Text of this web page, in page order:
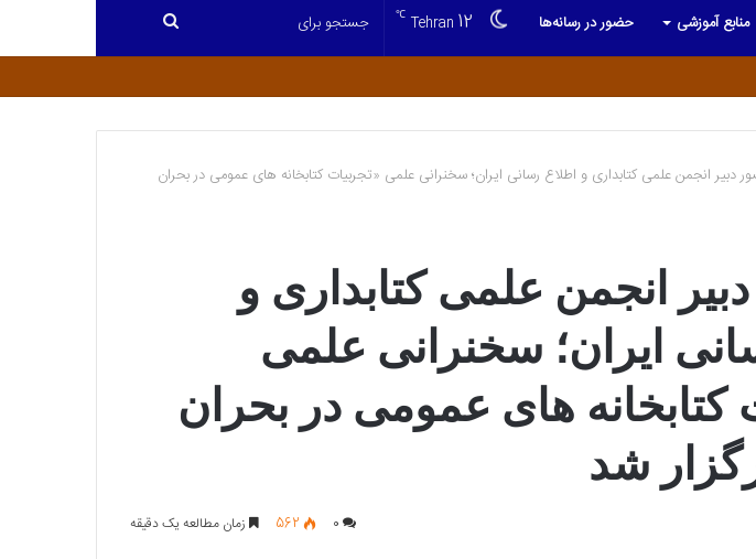
منابع آموزشی حضور در رسانه‌ها Tehran 12
℃
دبیر انجمن علمی کتابداری و اطلاع رسانی ایران؛ سخنرانی علمی «تجربیات کتابخانه های عمومی در بحران
انجمن علمی کتابداری و
ایران؛ سخنرانی علمی
کتابخانه های عمومی در بحران
شد
0
562 زمان مطالعه یک دقیقه